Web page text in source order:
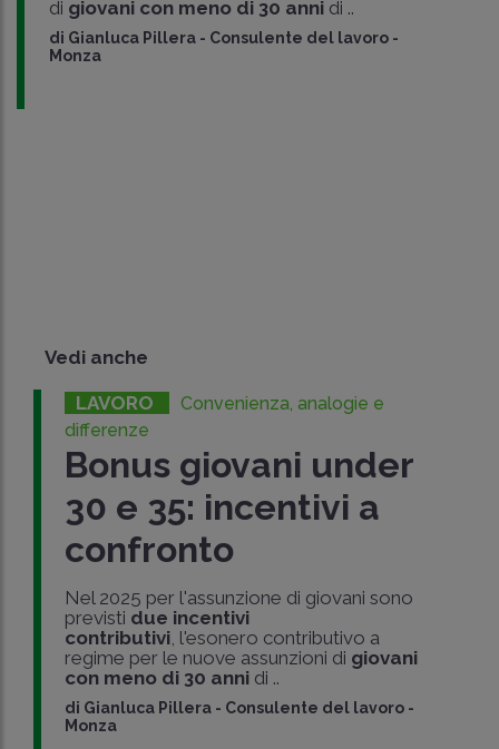
di giovani con meno di 30 anni di ..
di Gianluca Pillera - Consulente del lavoro -
Monza
Vedi anche
LAVORO
Convenienza, analogie e
differenze
Bonus giovani under
30 e 35: incentivi a
confronto
Nel 2025 per l'assunzione di giovani sono
previsti due incentivi
contributivi , l'esonero contributivo a
regime per le nuove assunzioni di giovani
con meno di 30 anni di ..
di Gianluca Pillera - Consulente del lavoro -
Monza